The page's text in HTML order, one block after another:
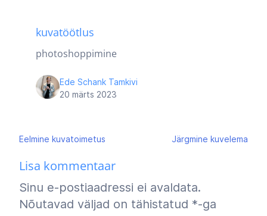
kuvatöötlus
photoshoppimine
Ede Schank Tamkivi
20 märts 2023
Navigeerimine
Eelmine kuvatoimetus Järgmine kuvelema
Lisa kommentaar
Sinu e-postiaadressi ei avaldata.
Nõutavad väljad on tähistatud *-ga